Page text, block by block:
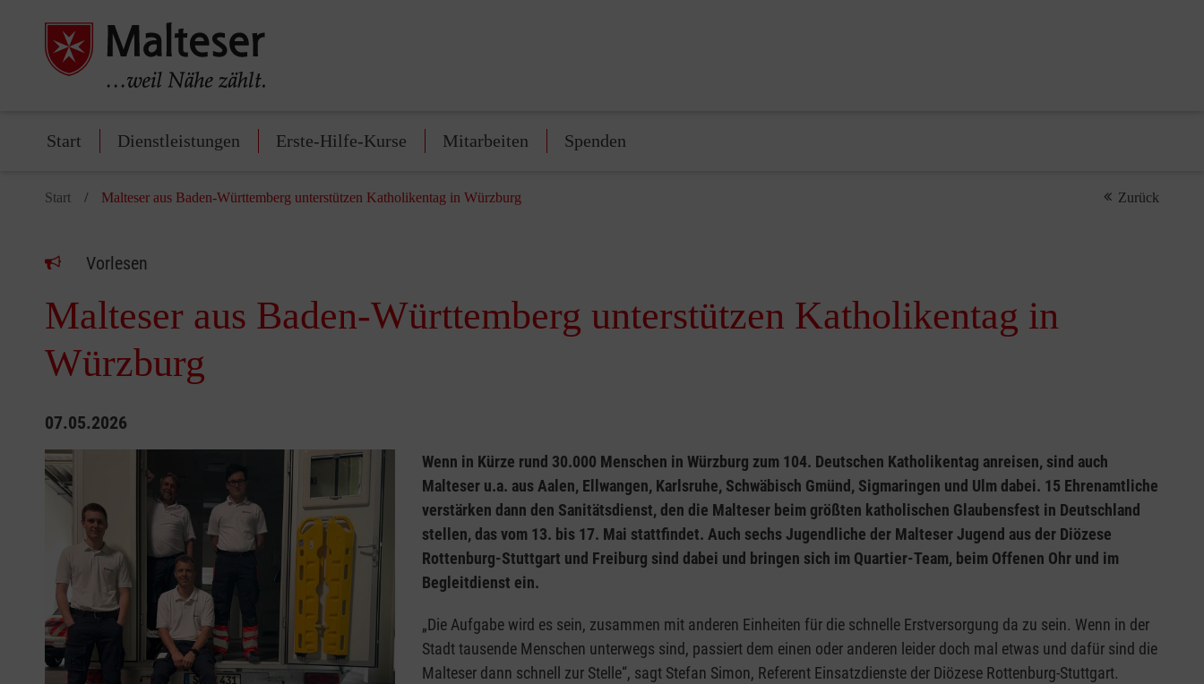
Start Dienstleistungen Erste-Hilfe-Kurse Mitarbeiten Spenden
Start Malteser aus Baden-Württemberg unterstützen Katholikentag in Würzburg Zurück
Vorlesen
Malteser aus Baden-Württemberg unterstützen Katholikentag in
Würzburg
07.05.2026
Wenn in Kürze rund 30.000 Menschen in Würzburg zum 104. Deutschen Katholikentag anreisen, sind auch
Malteser u.a. aus Aalen, Ellwangen, Karlsruhe, Schwäbisch Gmünd, Sigmaringen und Ulm dabei. 15 Ehrenamtliche
verstärken dann den Sanitätsdienst, den die Malteser beim größten katholischen Glaubensfest in Deutschland
stellen, das vom 13. bis 17. Mai stattfindet. Auch sechs Jugendliche der Malteser Jugend aus der Diözese
Rottenburg-Stuttgart und Freiburg sind dabei und bringen sich im Quartier-Team, beim Offenen Ohr und im
Begleitdienst ein.
„Die Aufgabe wird es sein, zusammen mit anderen Einheiten für die schnelle Erstversorgung da zu sein. Wenn in der
Stadt tausende Menschen unterwegs sind, passiert dem einen oder anderen leider doch mal etwas und dafür sind die
Malteser dann schnell zur Stelle“, sagt Stefan Simon, Referent Einsatzdienste der Diözese Rottenburg-Stuttgart.